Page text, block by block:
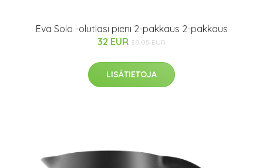
Eva Solo -olutlasi pieni 2-pakkaus 2-pakkaus
32 EUR 39.95 EUR
LISÄTIETOJA